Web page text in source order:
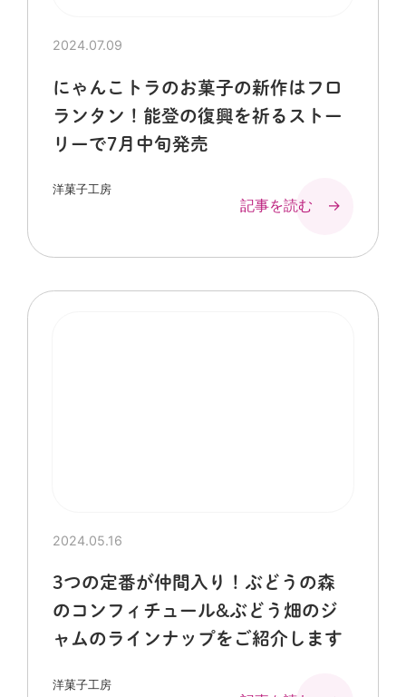
2024.07.09
にゃんこトラのお菓子の新作はフロ
ランタン！能登の復興を祈るストー
リーで7月中旬発売
洋菓子工房
記事を読む →
2024.05.16
3つの定番が仲間入り！ぶどうの森
のコンフィチュール&ぶどう畑のジ
ャムのラインナップをご紹介します
洋菓子工房